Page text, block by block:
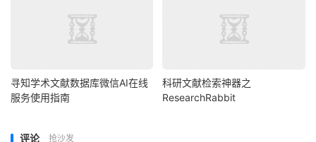
寻知学术文献数据库微信AI在线
服务使用指南
科研文献检索神器之
ResearchRabbit
评论 抢沙发